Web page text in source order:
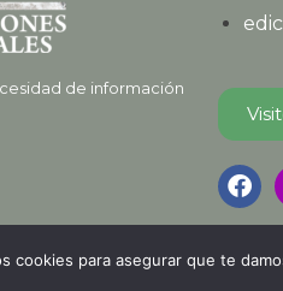
de información
© 2026
cookies para asegurar que te